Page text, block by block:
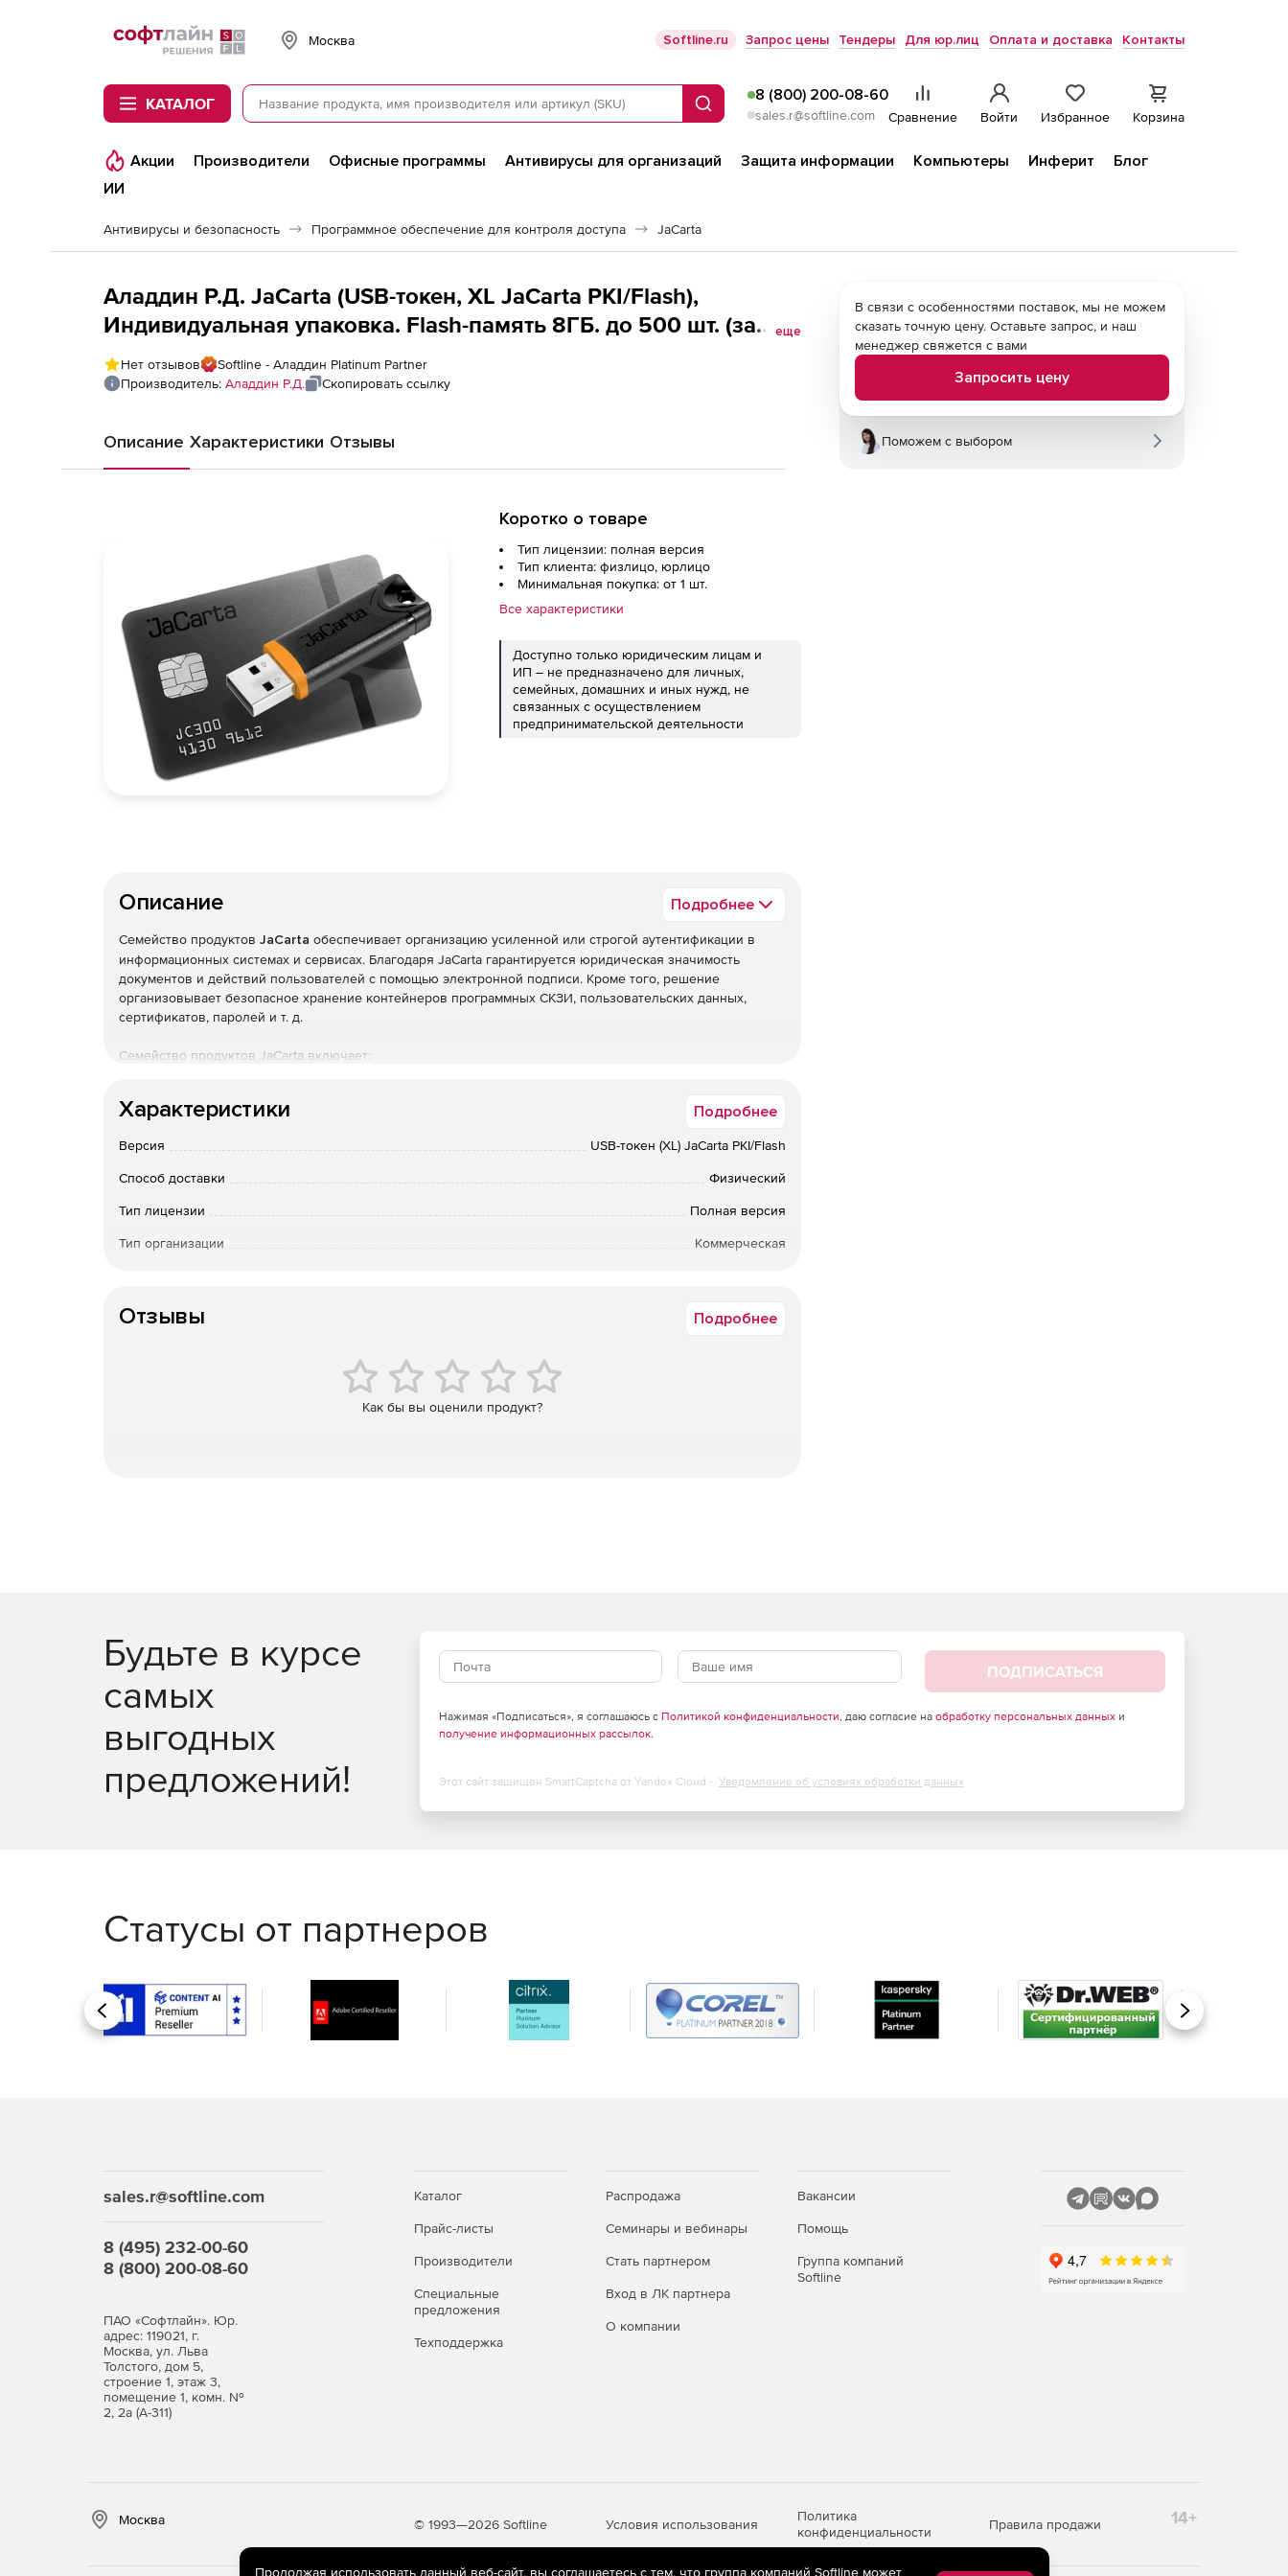
Softline
Москва Softline.ru Запрос цены Тендеры Для юр.лиц Оплата и доставка Контакты
КАТАЛОГ Поиск
8 (800) 200-08-60
sales.r@softline.com Сравнение Войти Избранное Корзина
Акции Производители Офисные программы Антивирусы для организаций Защита информации Компьютеры Инферит
Блог
ИИ
Антивирусы и безопасность Программное обеспечение для контроля доступа JaCarta
Аладдин Р.Д. JaCarta (USB-токен, XL JaCarta PKI/Flash),
Индивидуальная упаковка. Flash-память 8ГБ. до 500 шт. (за
единицу)
еще
Нет отзывов
Softline - Аладдин Platinum Partner
Производитель: Аладдин Р.Д. Скопировать ссылку
Описание Характеристики Отзывы
Коротко о товаре
Тип лицензии: полная версия
Тип клиента: физлицо, юрлицо
Минимальная покупка: от 1 шт.
Все характеристики
Доступно только юридическим лицам и
ИП – не предназначено для личных,
семейных, домашних и иных нужд, не
связанных с осуществлением
предпринимательской деятельности
Описание Подробнее
Семейство продуктов JaCarta обеспечивает организацию усиленной или строгой аутентификации в
информационных системах и сервисах. Благодаря JaCarta гарантируется юридическая значимость
документов и действий пользователей с помощью электронной подписи. Кроме того, решение
организовывает безопасное хранение контейнеров программных СКЗИ, пользовательских данных,
сертификатов, паролей и т. д.
Семейство продуктов JaCarta включает:
криптографических алгоритмов ГОСТ Р 34.10-2012 и ГОСТ Р 34.11-2012.
JaCarta SF/ГОСТ – средство контроля отчуждения информации со съемного носителя и защищенный
USB-накопитель с объемом памяти 8 Гб, 16 Гб и 32 Гб.
JaCarta ГОСТ – средства ЭП с поддержкой российских криптографических алгоритмов ГОСТ Р 34.10-
идентификации по отпечатку пальца.
JaCarta PRO – строгая двухфакторная аутентификация с применением зарубежных криптоалгоритмов
Характеристики Подробнее
Версия USB-токен (XL) JaCarta PKI/Flash
Способ доставки Физический
Тип лицензии Полная версия
Тип организации Коммерческая
Отзывы Подробнее
Как бы вы оценили продукт?
В связи с особенностями поставок, мы не можем
сказать точную цену. Оставьте запрос, и наш
менеджер свяжется с вами
Запросить цену
Поможем с выбором
Будьте в курсе
самых
выгодных
предложений!
ПОДПИСАТЬСЯ
Нажимая «Подписаться», я соглашаюсь с Политикой конфиденциальности, даю согласие на обработку персональных данныхи
получение информационных рассылок.
Этот сайт защищен SmartCaptcha от Yandex Cloud - Уведомление об условиях обработки данных
Статусы от партнеров
Назад Вперед
sales.r@softline.com
8 (495) 232-00-60
8 (800) 200-08-60
ПАО «Софтлайн». Юр.
адрес: 119021, г.
Москва, ул. Льва
Толстого, дом 5,
строение 1, этаж 3,
помещение 1, комн. №
2, 2а (А-311)
Каталог
Прайс-листы
Производители
Специальные
предложения
Техподдержка
Распродажа
Семинары и вебинары
Стать партнером
Вход в ЛК партнера
О компании
Вакансии
Помощь
Группа компаний
Softline
Москва © 1993—2026 Softline Условия использования
Политика
конфиденциальности
Правила продажи 14+
Продолжая использовать данный веб-сайт, вы соглашаетесь с тем, что группа компаний Softline может